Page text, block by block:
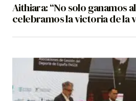
Aithiara: “No solo ganamos
celebramos la victoria de la